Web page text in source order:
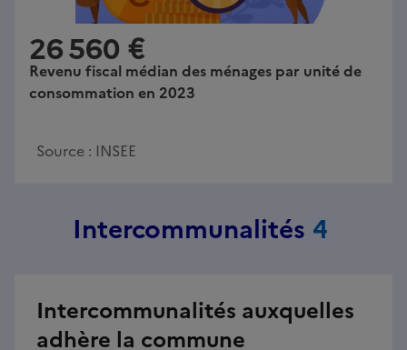
26 560 €
Revenu fiscal médian des ménages par unité de
consommation en 2023
Source : INSEE
Intercommunalités 4
Intercommunalités auxquelles
adhère la commune